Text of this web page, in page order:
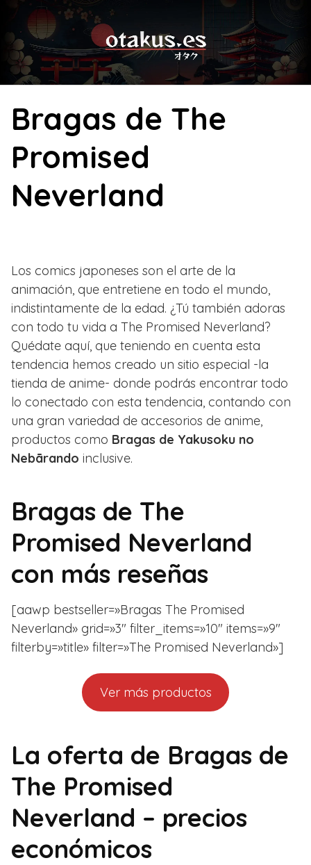
content
Bragas de The
Promised
Neverland
Los comics japoneses son el arte de la
animación, que entretiene en todo el mundo,
indistintamente de la edad. ¿Tú también adoras
con todo tu vida a The Promised Neverland?
Quédate aquí, que teniendo en cuenta esta
tendencia hemos creado un sitio especial -la
tienda de anime- donde podrás encontrar todo
lo conectado con esta tendencia, contando con
una gran variedad de accesorios de anime,
productos como Bragas de Yakusoku no
Nebārando inclusive.
Bragas de The
Promised Neverland
con más reseñas
[aawp bestseller=»Bragas The Promised
Neverland» grid=»3″ filter_items=»10″ items=»9″
filterby=»title» filter=»The Promised Neverland»]
Ver más productos
La oferta de Bragas de
The Promised
Neverland – precios
económicos